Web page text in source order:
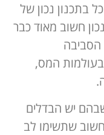
בתכנון נכון של
חשוב מאוד כבר
הסביבה
בעולמות המס,
יש הבדלים
שתשימו לב